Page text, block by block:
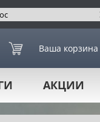
Ваша корзина
АКЦИИ